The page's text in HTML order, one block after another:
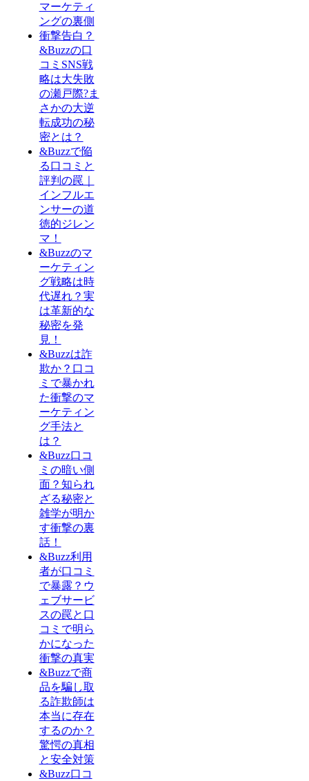
マーケティ
ングの裏側
衝撃告白？
&Buzzの口
コミSNS戦
略は大失敗
の瀬戸際?ま
さかの大逆
転成功の秘
密とは？
&Buzzで陥
る口コミと
評判の罠｜
インフルエ
ンサーの道
徳的ジレン
マ！
&Buzzのマ
ーケティン
グ戦略は時
代遅れ？実
は革新的な
秘密を発
見！
&Buzzは詐
欺か？口コ
ミで暴かれ
た衝撃のマ
ーケティン
グ手法と
は？
&Buzz口コ
ミの暗い側
面？知られ
ざる秘密と
雑学が明か
す衝撃の裏
話！
&Buzz利用
者が口コミ
で暴露？ウ
ェブサービ
スの罠と口
コミで明ら
かになった
衝撃の真実
&Buzzで商
品を騙し取
る詐欺師は
本当に存在
するのか？
驚愕の真相
と安全対策
&Buzz口コ